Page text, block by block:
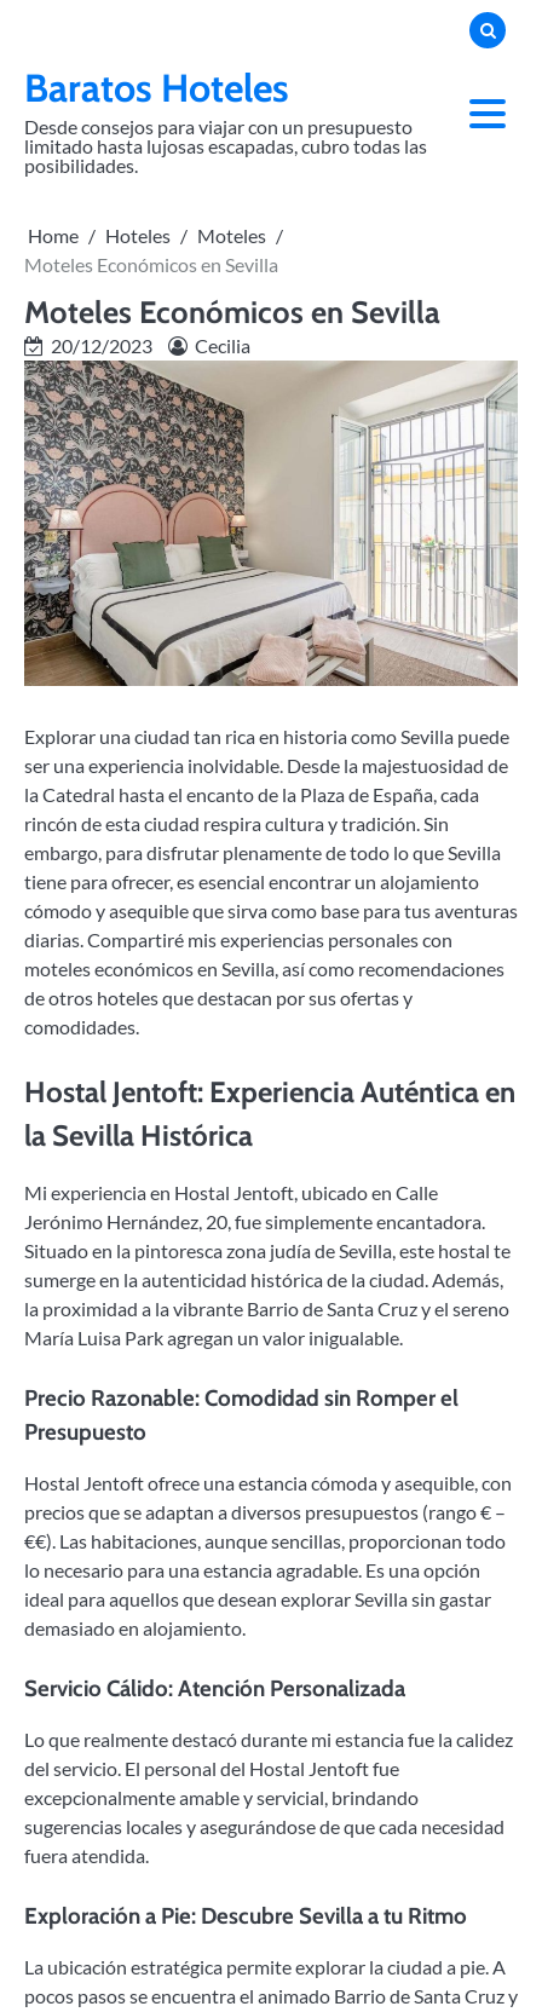
contentBaratos Hoteles
Desde consejos para viajar con un presupuesto
limitado hasta lujosas escapadas, cubro todas las
posibilidades.
Home Hoteles
Moteles
Moteles Económicos en Sevilla
Moteles Económicos en Sevilla
20/12/2023 Cecilia
Explorar una ciudad tan rica en historia como Sevilla puede
ser una experiencia inolvidable. Desde la majestuosidad de
la Catedral hasta el encanto de la Plaza de España, cada
rincón de esta ciudad respira cultura y tradición. Sin
embargo, para disfrutar plenamente de todo lo que Sevilla
tiene para ofrecer, es esencial encontrar un alojamiento
cómodo y asequible que sirva como base para tus aventuras
diarias. Compartiré mis experiencias personales con
moteles económicos en Sevilla, así como recomendaciones
de otros hoteles que destacan por sus ofertas y
comodidades.
Hostal Jentoft: Experiencia Auténtica en
la Sevilla Histórica
Mi experiencia en Hostal Jentoft, ubicado en Calle
Jerónimo Hernández, 20, fue simplemente encantadora.
Situado en la pintoresca zona judía de Sevilla, este hostal te
sumerge en la autenticidad histórica de la ciudad. Además,
la proximidad a la vibrante Barrio de Santa Cruz y el sereno
María Luisa Park agregan un valor inigualable.
Precio Razonable: Comodidad sin Romper el
Presupuesto
Hostal Jentoft ofrece una estancia cómoda y asequible, con
precios que se adaptan a diversos presupuestos (rango € –
€€). Las habitaciones, aunque sencillas, proporcionan todo
lo necesario para una estancia agradable. Es una opción
ideal para aquellos que desean explorar Sevilla sin gastar
demasiado en alojamiento.
Servicio Cálido: Atención Personalizada
Lo que realmente destacó durante mi estancia fue la calidez
del servicio. El personal del Hostal Jentoft fue
excepcionalmente amable y servicial, brindando
sugerencias locales y asegurándose de que cada necesidad
fuera atendida.
Exploración a Pie: Descubre Sevilla a tu Ritmo
La ubicación estratégica permite explorar la ciudad a pie. A
pocos pasos se encuentra el animado Barrio de Santa Cruz y